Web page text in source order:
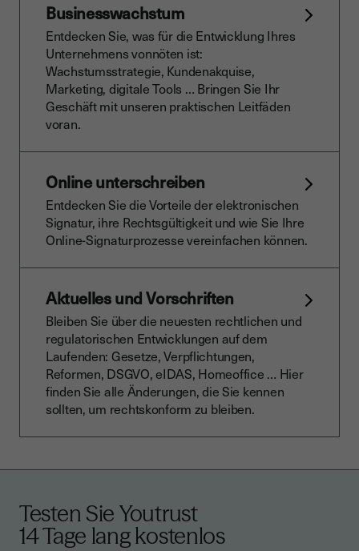
Businesswachstum
Entdecken Sie, was für die Entwicklung Ihres
Unternehmens vonnöten ist:
Wachstumsstrategie, Kundenakquise,
Marketing, digitale Tools … Bringen Sie Ihr
Geschäft mit unseren praktischen Leitfäden
voran.
Online unterschreiben
Entdecken Sie die Vorteile der elektronischen
Signatur, ihre Rechtsgültigkeit und wie Sie Ihre
Online-Signaturprozesse vereinfachen können.
Aktuelles und Vorschriften
Bleiben Sie über die neuesten rechtlichen und
regulatorischen Entwicklungen auf dem
Laufenden: Gesetze, Verpflichtungen,
Reformen, DSGVO, eIDAS, Homeoffice … Hier
finden Sie alle Änderungen, die Sie kennen
sollten, um rechtskonform zu bleiben.
Testen Sie Youtrust
14 Tage lang kostenlos